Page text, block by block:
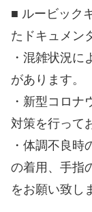
■ ルービック
たドキュメン
・混雑状況に
があります。
・新型コロナ
対策を行って
・体調不良時
の着用、手指
をお願い致し